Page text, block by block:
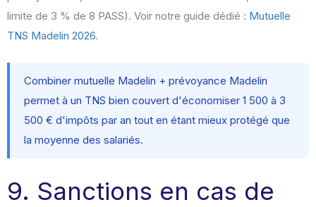
limite de 3 % de 8 PASS). Voir notre guide dédié : Mutuelle
TNS Madelin 2026.
Combiner mutuelle Madelin + prévoyance Madelin
permet à un TNS bien couvert d'économiser 1 500 à 3
500 € d'impôts par an tout en étant mieux protégé que
la moyenne des salariés.
9. Sanctions en cas de